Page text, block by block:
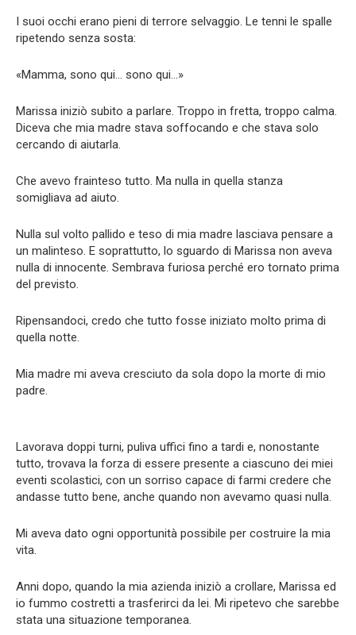
I suoi occhi erano pieni di terrore selvaggio. Le tenni le spalle
ripetendo senza sosta:
«Mamma, sono qui… sono qui…»
Marissa iniziò subito a parlare. Troppo in fretta, troppo calma.
Diceva che mia madre stava soffocando e che stava solo
cercando di aiutarla.
Che avevo frainteso tutto. Ma nulla in quella stanza
somigliava ad aiuto.
Nulla sul volto pallido e teso di mia madre lasciava pensare a
un malinteso. E soprattutto, lo sguardo di Marissa non aveva
nulla di innocente. Sembrava furiosa perché ero tornato prima
del previsto.
Ripensandoci, credo che tutto fosse iniziato molto prima di
quella notte.
Mia madre mi aveva cresciuto da sola dopo la morte di mio
padre.
Lavorava doppi turni, puliva uffici fino a tardi e, nonostante
tutto, trovava la forza di essere presente a ciascuno dei miei
eventi scolastici, con un sorriso capace di farmi credere che
andasse tutto bene, anche quando non avevamo quasi nulla.
Mi aveva dato ogni opportunità possibile per costruire la mia
vita.
Anni dopo, quando la mia azienda iniziò a crollare, Marissa ed
io fummo costretti a trasferirci da lei. Mi ripetevo che sarebbe
stata una situazione temporanea.